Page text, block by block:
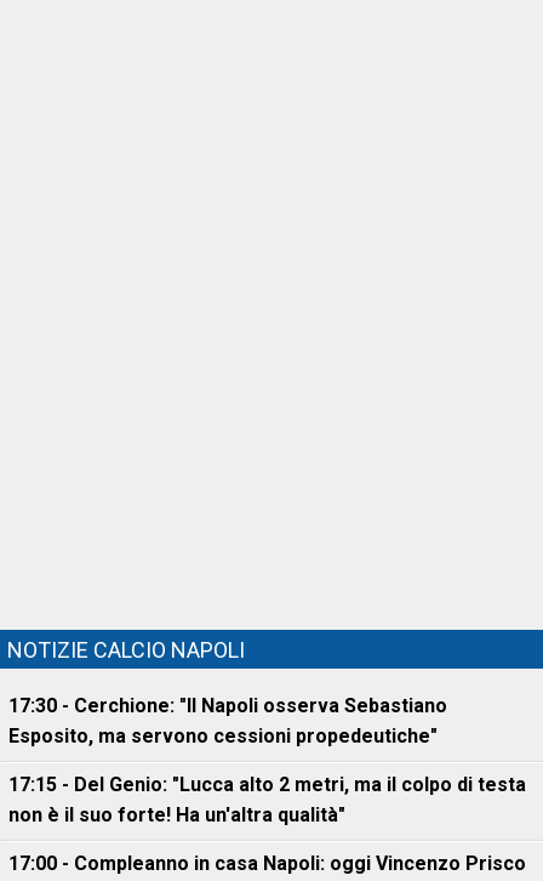
NOTIZIE CALCIO NAPOLI
17:30 - Cerchione: "Il Napoli osserva Sebastiano
Esposito, ma servono cessioni propedeutiche"
17:15 - Del Genio: "Lucca alto 2 metri, ma il colpo di testa
non è il suo forte! Ha un'altra qualità"
17:00 - Compleanno in casa Napoli: oggi Vincenzo Prisco